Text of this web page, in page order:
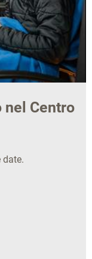
nel Centro
date.